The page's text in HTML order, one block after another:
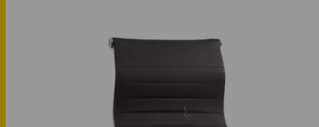
Công trình văn phòng